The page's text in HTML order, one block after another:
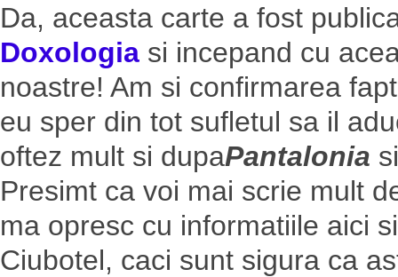
Da, aceasta carte a fost
Doxologia si incepand cu
noastre! Am si confirmarea
eu sper din tot sufletul sa il
oftez mult si dupaPantalonia
Presimt ca voi mai scrie mult
ma opresc cu informatiile aici
Ciubotel, caci sunt sigura ca